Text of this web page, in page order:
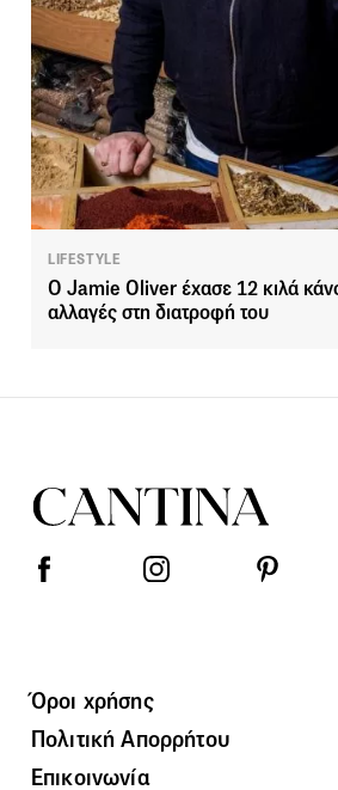
LIFESTYLE
Ο Jamie Oliver έχασε 12 κιλά
αλλαγές στη διατροφή του
Όροι χρήσης
Πολιτική Απορρήτου
Επικοινωνία